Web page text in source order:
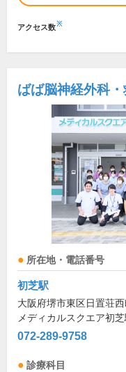
アクセス数※
ばば脳神経外科
所在地・電話番号
初芝駅
大阪府堺市東区日置荘
メディカルスクエア初
072-289-9758
診療科目